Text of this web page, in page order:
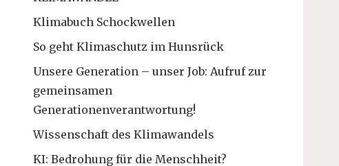
Klimabuch Schockwellen
So geht Klimaschutz im Hunsrück
Unsere Generation – unser Job: Aufruf zur
gemeinsamen
Generationenverantwortung!
Wissenschaft des Klimawandels
KI: Bedrohung für die Menschheit?